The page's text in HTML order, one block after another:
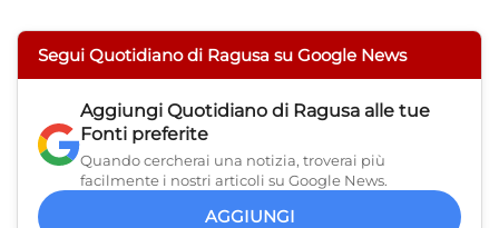
Segui Quotidiano di Ragusa su Google News
Aggiungi Quotidiano di Ragusa alle tue
Fonti preferite
Quando cercherai una notizia, troverai più
facilmente i nostri articoli su Google News.
AGGIUNGI